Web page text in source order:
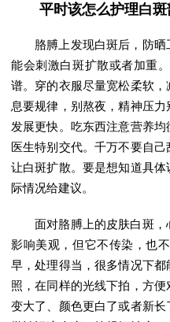
平时该怎么护理白斑
胳膊上发现白斑后，防
能会刺激白斑扩散或者加重
谱。穿的衣服尽量宽松柔软
息要规律，别熬夜，精神压
发展更快。吃东西注意营养
医生特别交代。千万不要自
让白斑扩散。要是想知道具
际情况给建议。
面对胳膊上的皮肤白斑
影响美观，但它不传染，也
早，处理得当，很多情况下
照，在同样的光线下拍，方
变大了、颜色更白了或者新